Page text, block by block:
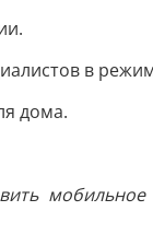
в
дома.